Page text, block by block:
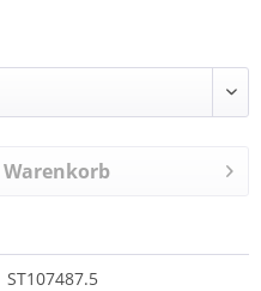
Warenkorb
ST107487.5